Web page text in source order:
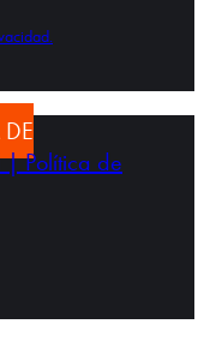
|Política de